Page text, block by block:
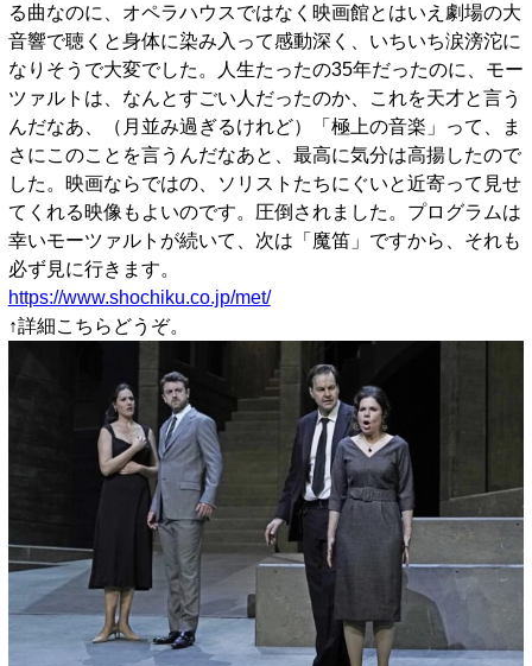
る曲なのに、オペラハウスではなく映画館とはいえ劇場の大
音響で聴くと身体に染み入って感動深く、いちいち涙滂沱に
なりそうで大変でした。人生たったの35年だったのに、モー
ツァルトは、なんとすごい人だったのか、これを天才と言う
んだなあ、（月並み過ぎるけれど）「極上の音楽」って、ま
さにこのことを言うんだなあと、最高に気分は高揚したので
した。映画ならではの、ソリストたちにぐいと近寄って見せ
てくれる映像もよいのです。圧倒されました。プログラムは
幸いモーツァルトが続いて、次は「魔笛」ですから、それも
必ず見に行きます。
https://www.shochiku.co.jp/met/
↑詳細こちらどうぞ。